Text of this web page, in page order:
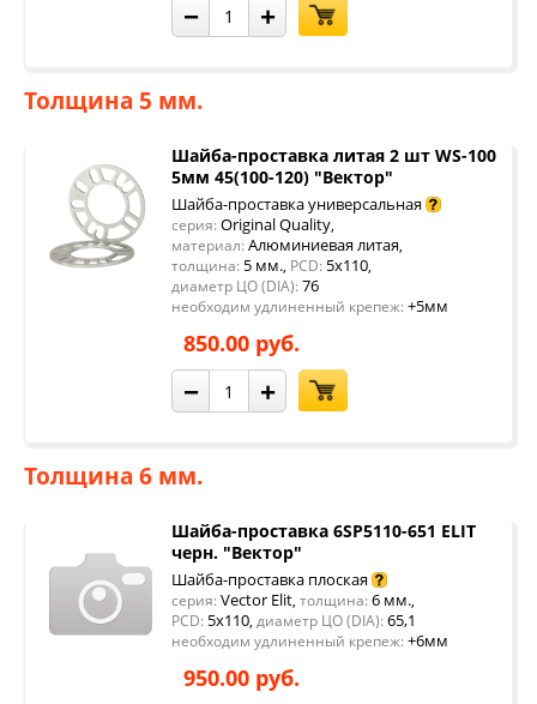
− +
Толщина 5 мм.
Шайба-проставка литая 2 шт WS-100
5мм 45(100-120) "Вектор"
Шайба-проставка универсальная
серия: Original Quality,
материал: Алюминиевая литая,
толщина: 5 мм., PCD: 5x110,
диаметр ЦО (DIA): 76
необходим удлиненный крепеж: +5мм
850.00 руб.
− +
Толщина 6 мм.
Шайба-проставка 6SP5110-651 ELIT
черн. "Вектор"
Шайба-проставка плоская
серия: Vector Elit, толщина: 6 мм.,
PCD: 5x110, диаметр ЦО (DIA): 65,1
необходим удлиненный крепеж: +6мм
950.00 руб.